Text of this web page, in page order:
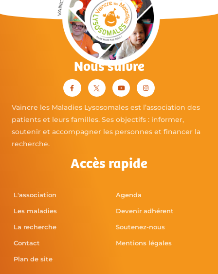
Nous suivre
Vaincre les Maladies Lysosomales est l’association des
patients et leurs familles. Ses objectifs : informer,
soutenir et accompagner les personnes et financer la
recherche.
Accès rapide
L'association
Les maladies
La recherche
Contact
Plan de site
Agenda
Devenir adhérent
Soutenez-nous
Mentions légales